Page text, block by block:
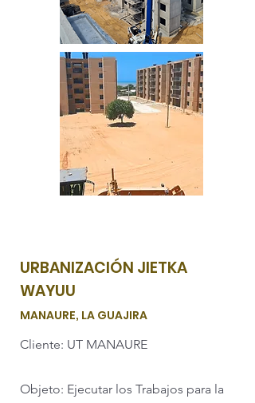
URBANIZACIÓN JIETKA
WAYUU
MANAURE, LA GUAJIRA
Cliente: UT MANAURE
Objeto: Ejecutar los Trabajos para la